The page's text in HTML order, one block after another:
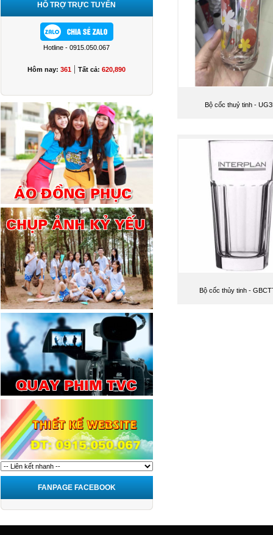
HỖ TRỢ TRỰC TUYẾN
Hotline - 0915.050.067
Hôm nay: 361 | Tất cả: 620,890
FANPAGE FACEBOOK
Bộ cốc thuỷ tinh -
Bộ cốc thủy tinh -